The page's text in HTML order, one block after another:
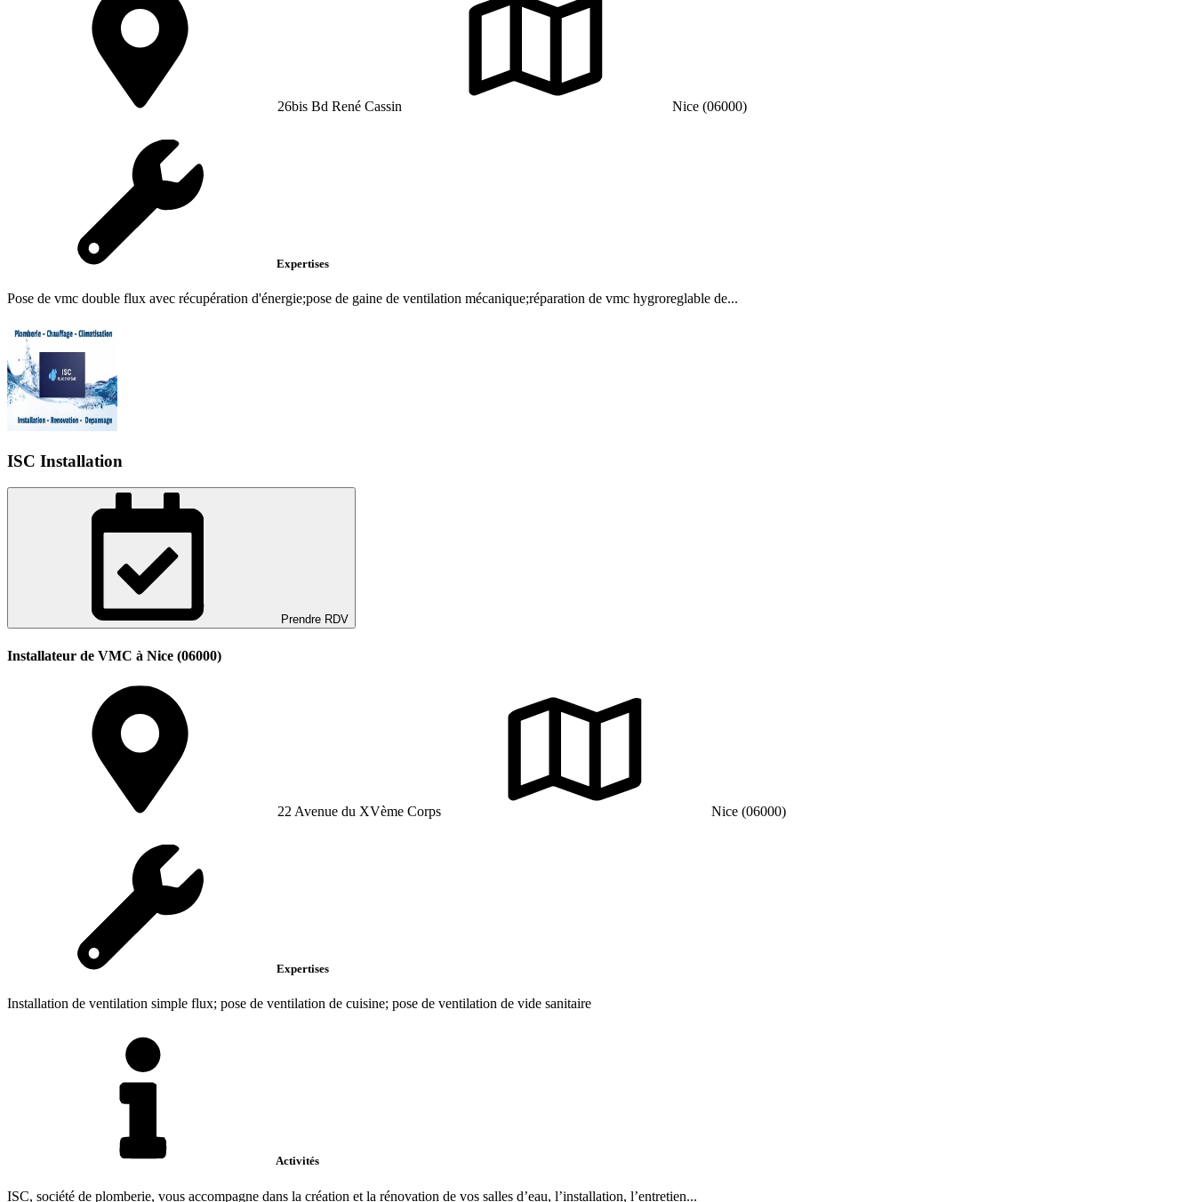
26bis Bd René Cassin Nice (06000)
Expertises
Pose de vmc double flux avec récupération d'énergie;pose de gaine de ventilation mécanique;réparation de vmc hygroreglable de...
ISC Installation
Prendre RDV
Installateur de VMC à Nice (06000)
22 Avenue du XVème Corps Nice (06000)
Expertises
Installation de ventilation simple flux; pose de ventilation de cuisine; pose de ventilation de vide sanitaire
Activités
ISC, société de plomberie, vous accompagne dans la création et la rénovation de vos salles d’eau, l’installation, l’entretien...